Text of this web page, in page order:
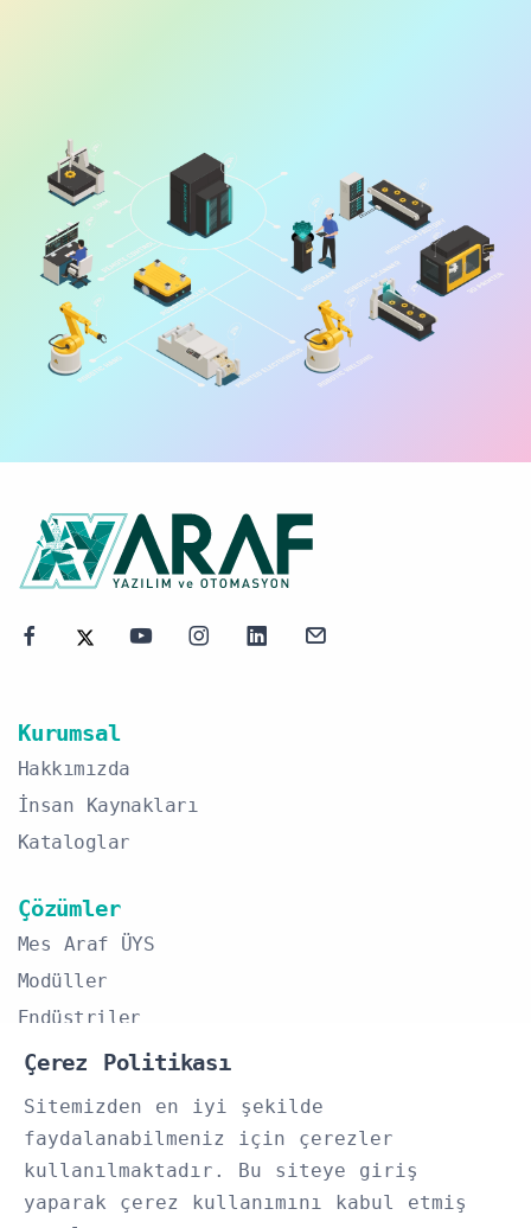
Kurumsal
Hakkımızda
İnsan Kaynakları
Kataloglar
Çözümler
Mes Araf ÜYS
Modüller
Endüstriler
İletişim
+90 (532) 054 12 45
Bilgi@arafyazilim.com
Fevzi Çakmak Mah. Milenyum Cd. No:41
Karatay/KONYA
Çerez Politikası
Sitemizden en iyi şekilde
faydalanabilmeniz için çerezler
kullanılmaktadır. Bu siteye giriş
yaparak çerez kullanımını kabul etmiş